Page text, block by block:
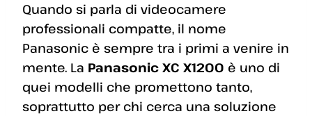
Quando si parla di videocamere
professionali compatte, il nome
Panasonic è sempre tra i primi a venire in
mente. La Panasonic XC X1200 è uno di
quei modelli che promettono tanto,
soprattutto per chi cerca una soluzione